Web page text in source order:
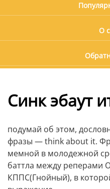
О
Синк эбаут
подумай об этом,
фразы — think about it.
мемной в молодежной
баттла между реперами
КППС(Гнойный), в